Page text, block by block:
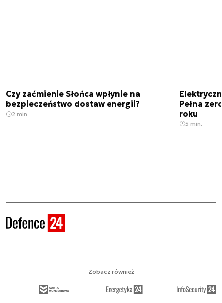
Czy zaćmienie Słońca wpłynie na
bezpieczeństwo dostaw energii?
2 min.
Pełna
roku
5 min.
Zobacz również